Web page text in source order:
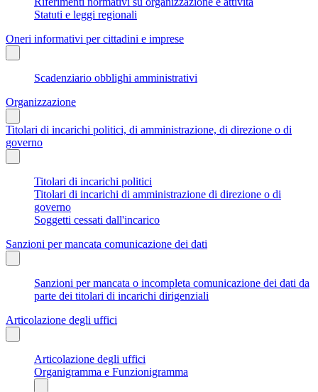
Statuti e leggi regionali
Oneri informativi per cittadini e imprese
Scadenziario obblighi amministrativi
Organizzazione
Titolari di incarichi politici, di amministrazione, di direzione o di
governo
Titolari di incarichi politici
Titolari di incarichi di amministrazione di direzione o di
governo
Soggetti cessati dall'incarico
Sanzioni per mancata comunicazione dei dati
Sanzioni per mancata o incompleta comunicazione dei dati da
parte dei titolari di incarichi dirigenziali
Articolazione degli uffici
Articolazione degli uffici
Organigramma e Funzionigramma